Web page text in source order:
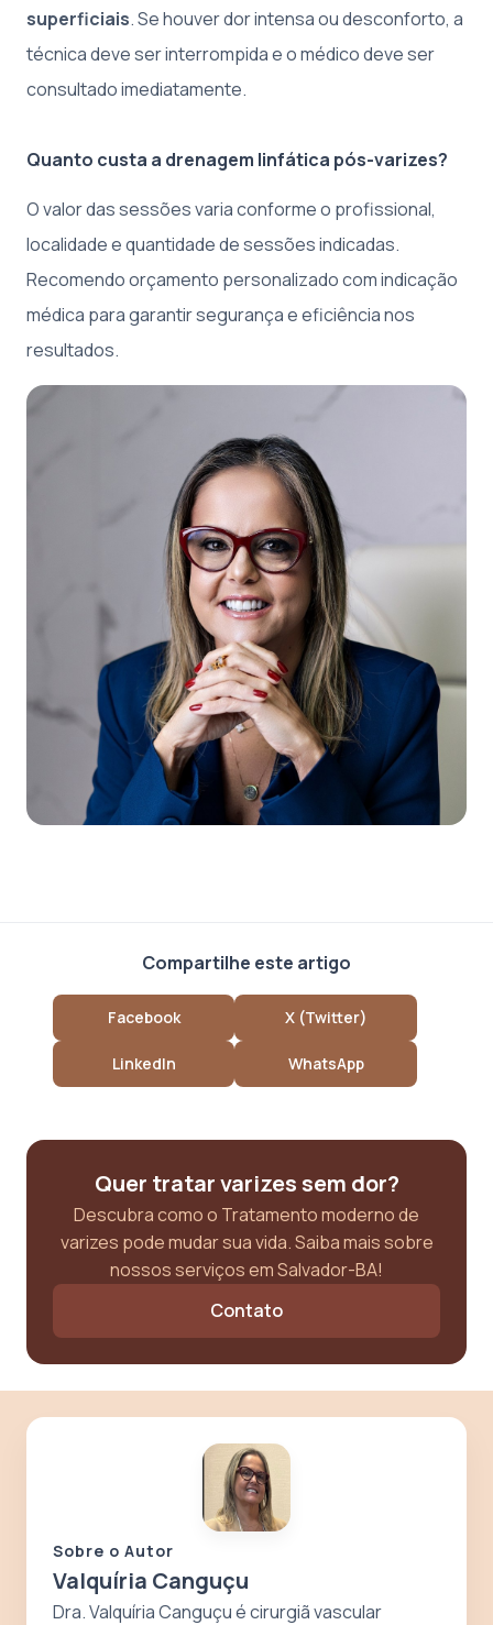
superficiais. Se houver dor intensa ou desconforto, a
técnica deve ser interrompida e o médico deve ser
consultado imediatamente.
Quanto custa a drenagem linfática pós-varizes?
O valor das sessões varia conforme o profissional,
localidade e quantidade de sessões indicadas.
Recomendo orçamento personalizado com indicação
médica para garantir segurança e eficiência nos
resultados.
Compartilhe este artigo
Facebook X (Twitter)
LinkedIn WhatsApp
Quer tratar varizes sem dor?
Descubra como o Tratamento moderno de
varizes pode mudar sua vida. Saiba mais sobre
nossos serviços em Salvador-BA!
Contato
Sobre o Autor
Valquíria Canguçu
Dra. Valquíria Canguçu é cirurgiã vascular